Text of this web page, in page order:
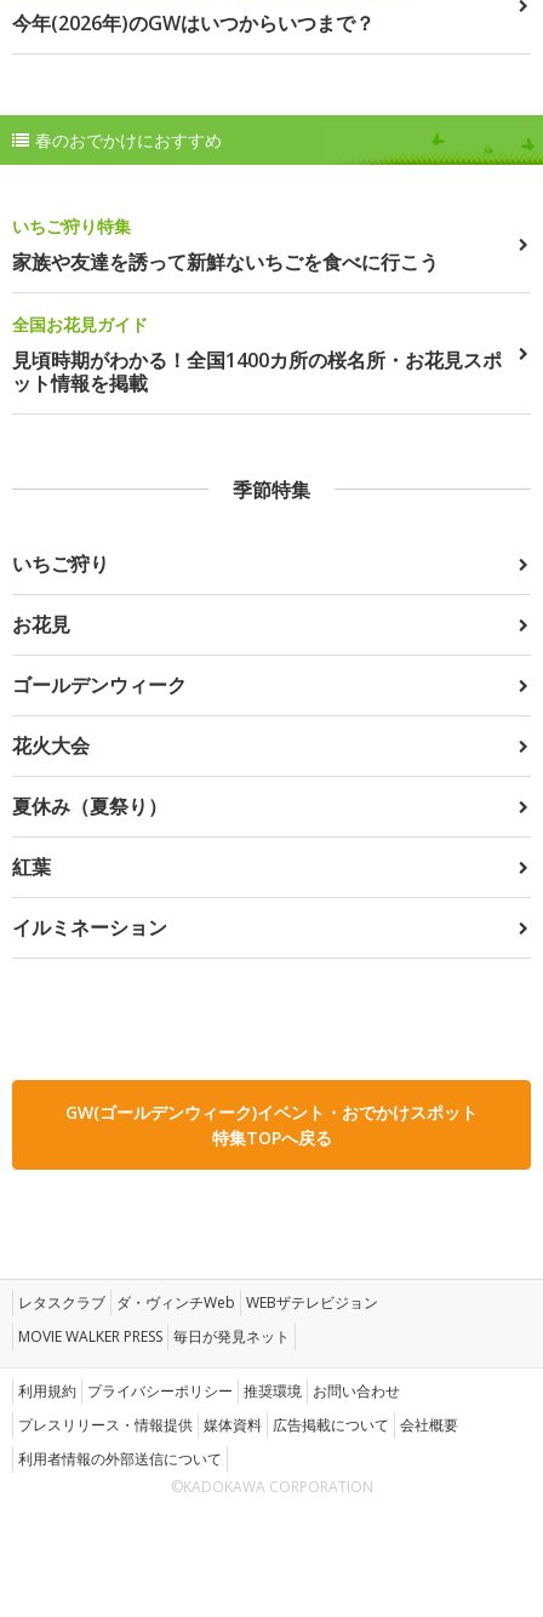
今年(2026年)のGWはいつからいつまで？
春のおでかけにおすすめ
いちご狩り特集
家族や友達を誘って新鮮ないちごを食べに行こう
全国お花見ガイド
見頃時期がわかる！全国1400カ所の桜名所・お花見スポ
ット情報を掲載
季節特集
いちご狩り
お花見
ゴールデンウィーク
花火大会
夏休み（夏祭り）
紅葉
イルミネーション
GW(ゴールデンウィーク)イベント・おでかけスポット
特集TOPへ戻る
レタスクラブ ダ・ヴィンチWeb WEBザテレビジョン
MOVIE WALKER PRESS 毎日が発見ネット
利用規約 プライバシーポリシー 推奨環境 お問い合わせ
プレスリリース・情報提供 媒体資料 広告掲載について 会社概要
利用者情報の外部送信について
©KADOKAWA CORPORATION